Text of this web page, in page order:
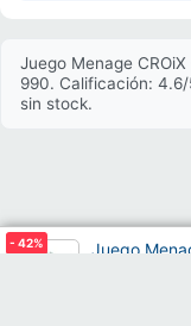
- 42%
Juego
Juego Menage
990. Calificación:
sin stock.